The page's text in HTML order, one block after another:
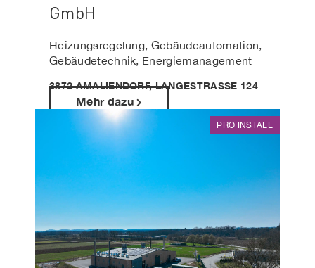
GmbH
Heizungsregelung, Gebäudeautomation,
Gebäudetechnik, Energiemanagement
3872 AMALIENDORF, LANGESTRASSE 124
Mehr dazu
PRO INSTALL